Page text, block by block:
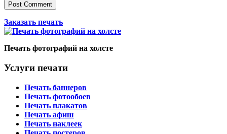
Заказать печать
Печать фотографий на холсте
Услуги печати
Печать баннеров
Печать фотообоев
Печать плакатов
Печать афиш
Печать наклеек